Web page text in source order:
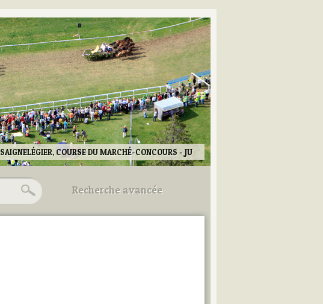
SAIGNELÉGIER, COURSE DU MARCHÉ-CONCOURS - JU
Recherche avancée
Utilisez les champs ci-dessous